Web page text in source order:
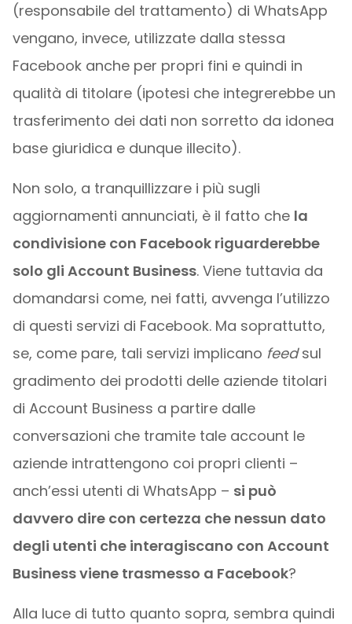
(responsabile del trattamento) di WhatsApp
vengano, invece, utilizzate dalla stessa
Facebook anche per propri fini e quindi in
qualità di titolare (ipotesi che integrerebbe un
trasferimento dei dati non sorretto da idonea
base giuridica e dunque illecito).
Non solo, a tranquillizzare i più sugli
aggiornamenti annunciati, è il fatto che la
condivisione con Facebook riguarderebbe
solo gli Account Business. Viene tuttavia da
domandarsi come, nei fatti, avvenga l’utilizzo
di questi servizi di Facebook. Ma soprattutto,
se, come pare, tali servizi implicano feedsul
gradimento dei prodotti delle aziende titolari
di Account Business a partire dalle
conversazioni che tramite tale account le
aziende intrattengono coi propri clienti –
anch’essi utenti di WhatsApp – si può
davvero dire con certezza che nessun dato
degli utenti che interagiscano con Account
Business viene trasmesso a Facebook?
Alla luce di tutto quanto sopra, sembra quindi